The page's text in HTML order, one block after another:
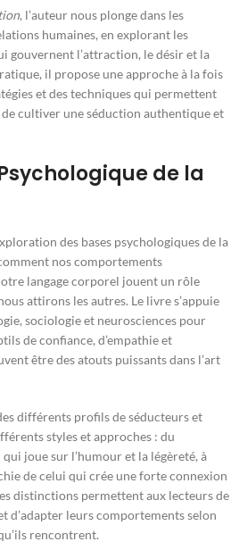
, l’auteur nous plonge dans les
humaines, en explorant les
gouvernent l’attraction, le désir et la
il propose une approche à la fois
et des techniques qui permettent
cultiver une séduction authentique et
de la
des bases psychologiques de la
nos comportements
langage corporel jouent un rôle
attirons les autres. Le livre s’appuie
sociologie et neurosciences pour
de confiance, d’empathie et
être des atouts puissants dans l’art
différents profils de séducteurs et
styles et approches : du
joue sur l’humour et la légèreté, à
de celui qui crée une forte connexion
distinctions permettent aux lecteurs de
d’adapter leurs comportements selon
rencontrent.